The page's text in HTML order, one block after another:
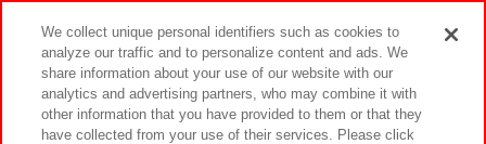
イベント・キャンペーン
We collect unique personal identifiers such as cookies to
analyze our traffic and to personalize content and ads. We
share information about your use of our website with our
analytics and advertising partners, who may combine it with
other information that you have provided to them or that they
have collected from your use of their services. Please click